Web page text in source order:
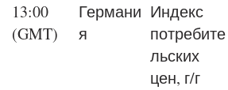
13:00
(GMT)
Германи
я
Индекс
потребите
льских
цен, г/г